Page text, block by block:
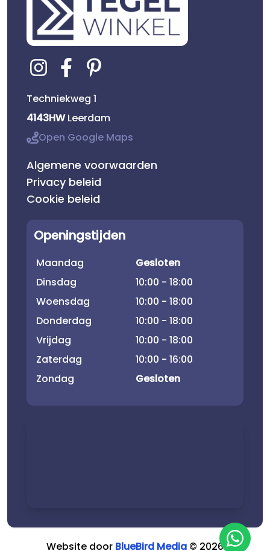
Techniekweg 1
4143HWLeerdam
Open Google Maps
Algemene voorwaarden
Privacy beleid
Cookie beleid
Openingstijden
Maandag
Gesloten
Dinsdag
10:00 - 18:00
Woensdag
10:00 - 18:00
Donderdag
10:00 - 18:00
Vrijdag
10:00 - 18:00
Zaterdag
10:00 - 16:00
Zondag
Gesloten
Website door BlueBird Media © 2026